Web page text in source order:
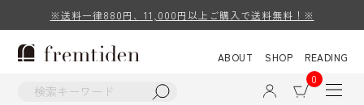
※送料一律880円、11,000円以上ご購入で送料無料！※
ABOUT SHOP
READING
0